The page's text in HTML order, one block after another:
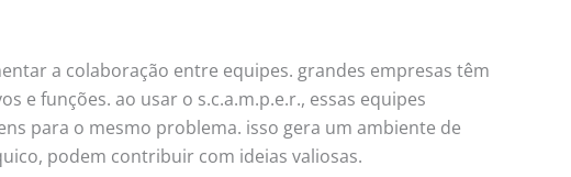
a colaboração entre equipes. grandes empresas têm
e funções. ao usar o s.c.a.m.p.e.r., essas equipes
para o mesmo problema. isso gera um ambiente de
podem contribuir com ideias valiosas.